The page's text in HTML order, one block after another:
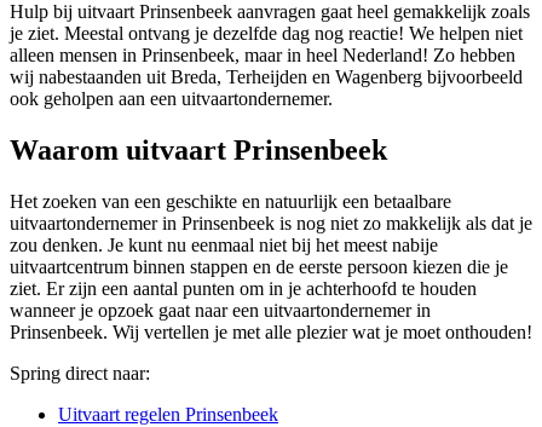
Hulp bij uitvaart Prinsenbeek aanvragen gaat heel gemakkelijk zoals
je ziet. Meestal ontvang je dezelfde dag nog reactie! We helpen niet
alleen mensen in Prinsenbeek, maar in heel Nederland! Zo hebben
wij nabestaanden uit Breda, Terheijden en Wagenberg bijvoorbeeld
ook geholpen aan een uitvaartondernemer.
Waarom uitvaart Prinsenbeek
Het zoeken van een geschikte en natuurlijk een betaalbare
uitvaartondernemer in Prinsenbeek is nog niet zo makkelijk als dat je
zou denken. Je kunt nu eenmaal niet bij het meest nabije
uitvaartcentrum binnen stappen en de eerste persoon kiezen die je
ziet. Er zijn een aantal punten om in je achterhoofd te houden
wanneer je opzoek gaat naar een uitvaartondernemer in
Prinsenbeek. Wij vertellen je met alle plezier wat je moet onthouden!
Spring direct naar:
Uitvaart regelen Prinsenbeek